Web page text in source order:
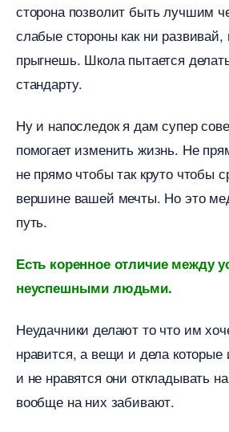
сторона позволит быть лучшим
слабые стороны как ни
прыгнешь. Школа пытается
стандарту.
Ну и напоследок я дам супер
помогает изменить жизнь. Не
не прямо чтобы так круто чтобы
ершине вашей мечты. Но это
путь.
Есть коренное отличие между
неуспешными людьми.
Неудачники делают то что им
нравится, а вещи и дела которые
и не нравятся они откладывать
ообще на них забивают.